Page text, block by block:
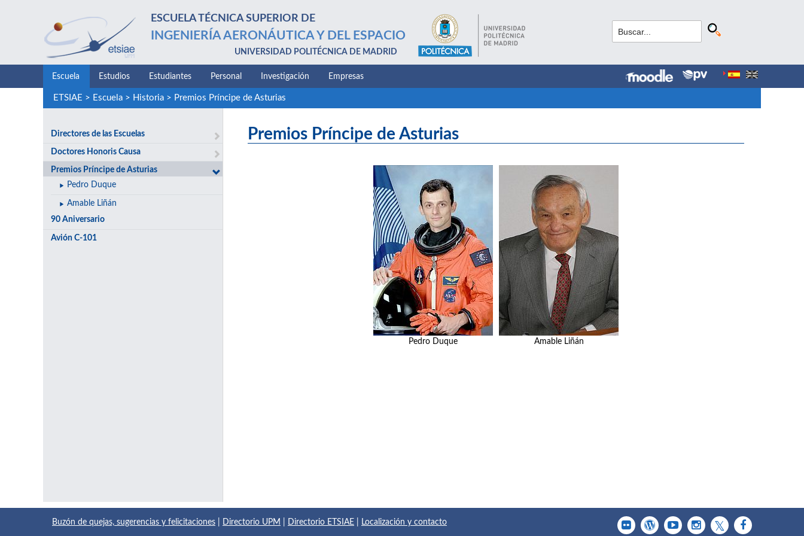
ESCUELA TÉCNICA SUPERIOR DE
INGENIERÍA AERONÁUTICA Y DEL ESPACIO
UNIVERSIDAD POLITÉCNICA DE MADRID
Escuela Estudios Estudiantes Personal Investigación Empresas
ETSIAE > Escuela> Historia> Premios Príncipe de Asturias
Directores de las Escuelas
Doctores Honoris Causa
Premios Príncipe de Asturias
Pedro Duque
Amable Liñán
90 Aniversario
Avión C-101
Premios Príncipe de Asturias
Pedro Duque Amable Liñán
Buzón de quejas, sugerencias y felicitaciones Directorio UPM Directorio ETSIAE Localización y contacto